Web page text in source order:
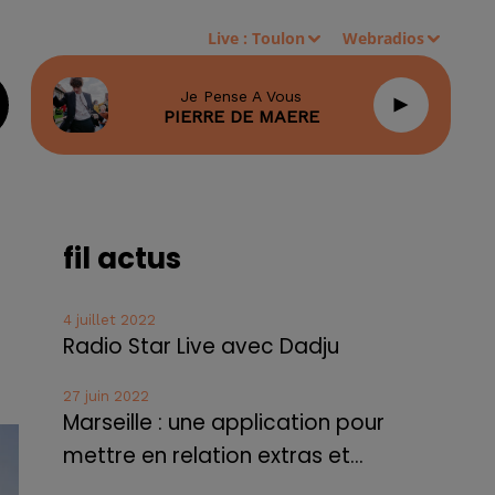
Live :Toulon Webradios
Je Pense A Vous
PIERRE DE MAERE
fil actus
4 juillet 2022
Radio Star Live avec Dadju
27 juin 2022
Marseille : une application pour
mettre en relation extras et...